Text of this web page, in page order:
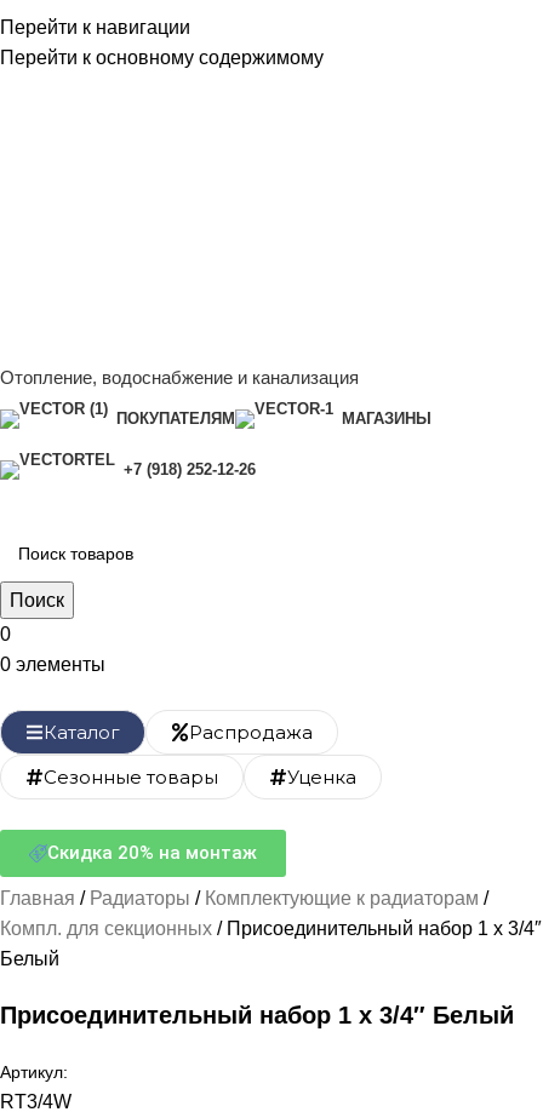
Перейти к навигации
Перейти к основному содержимому
Отопление, водоснабжение и канализация
ПОКУПАТЕЛЯМ МАГАЗИНЫ
+7 (918) 252-12-26
Поиск
0
0 элементы
Каталог
Распродажа
Сезонные товары
Уценка
Скидка 20% на монтаж
Главная Радиаторы
Комплектующие к радиаторам
Компл. для секционных
Присоединительный набор 1 х 3/4″
Белый
Присоединительный набор 1 х 3/4″ Белый
Артикул:
RT3/4W